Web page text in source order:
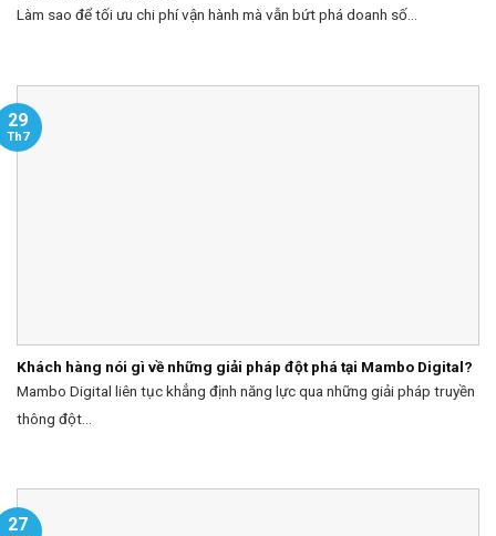
Làm sao để tối ưu chi phí vận hành mà vẫn bứt phá doanh số...
Khách hàng nói gì về những giải pháp đột phá tại Mambo Digital?
Mambo Digital liên tục khẳng định năng lực qua những giải pháp truyền
thông đột...
29
Th7
27